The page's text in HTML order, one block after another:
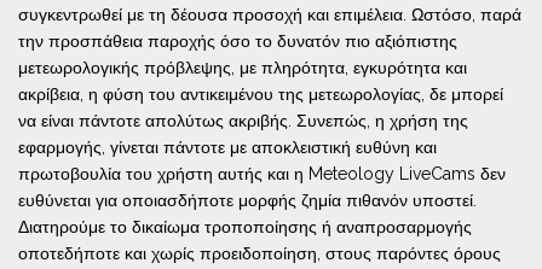
συγκεντρωθεί με τη δέουσα προσοχή και επιμέλεια. Ωστόσο, παρά
την προσπάθεια παροχής όσο το δυνατόν πιο αξιόπιστης
μετεωρολογικής πρόβλεψης, με πληρότητα, εγκυρότητα και
ακρίβεια, η φύση του αντικειμένου της μετεωρολογίας, δε μπορεί
να είναι πάντοτε απολύτως ακριβής. Συνεπώς, η χρήση της
εφαρμογής, γίνεται πάντοτε με αποκλειστική ευθύνη και
πρωτοβουλία του χρήστη αυτής και η Meteology LiveCams δεν
ευθύνεται για οποιασδήποτε μορφής ζημία πιθανόν υποστεί.
Διατηρούμε το δικαίωμα τροποποίησης ή αναπροσαρμογής
οποτεδήποτε και χωρίς προειδοποίηση, στους παρόντες όρους